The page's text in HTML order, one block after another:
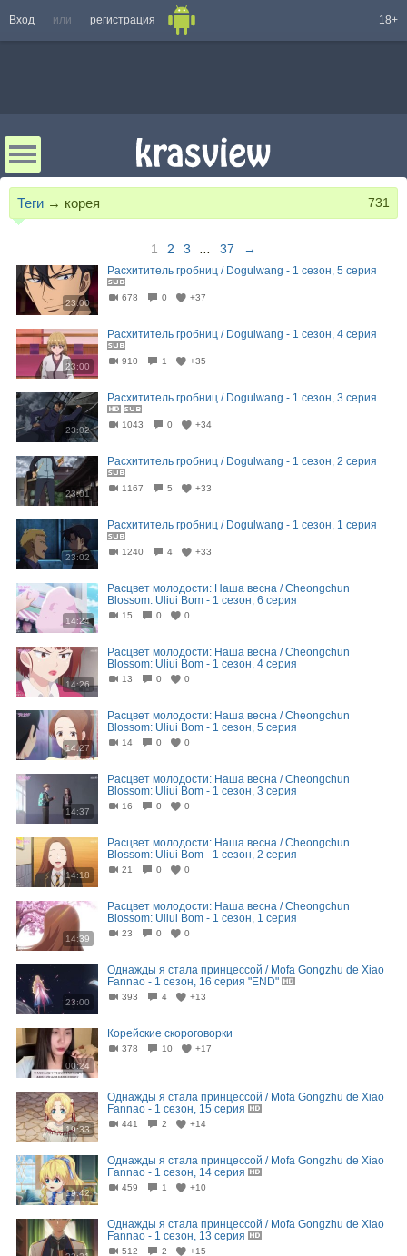
Вход или регистрация 18+
Теги → корея 731
1 2 3 37 →
23:00
Расхититель гробниц / Dogulwang - 1 сезон, 5 серия
678 0 +37
23:00
Расхититель гробниц / Dogulwang - 1 сезон, 4 серия
910 1 +35
23:02
Расхититель гробниц / Dogulwang - 1 сезон, 3 серия
1043 0 +34
23:01
Расхититель гробниц / Dogulwang - 1 сезон, 2 серия
1167 5 +33
23:02
Расхититель гробниц / Dogulwang - 1 сезон, 1 серия
1240 4 +33
14:24
Расцвет молодости: Наша весна / Cheongchun
Blossom: Uliui Bom - 1 сезон, 6 серия
15 0 0
14:26
Расцвет молодости: Наша весна / Cheongchun
Blossom: Uliui Bom - 1 сезон, 4 серия
13 0 0
14:27
Расцвет молодости: Наша весна / Cheongchun
Blossom: Uliui Bom - 1 сезон, 5 серия
14 0 0
14:37
Расцвет молодости: Наша весна / Cheongchun
Blossom: Uliui Bom - 1 сезон, 3 серия
16 0 0
14:18
Расцвет молодости: Наша весна / Cheongchun
Blossom: Uliui Bom - 1 сезон, 2 серия
21 0 0
14:39
Расцвет молодости: Наша весна / Cheongchun
Blossom: Uliui Bom - 1 сезон, 1 серия
23 0 0
23:00
Однажды я стала принцессой / Mofa Gongzhu de Xiao
Fannao - 1 сезон, 16 серия "END"
393 4 +13
00:24
Корейские скороговорки
378 10 +17
19:33
Однажды я стала принцессой / Mofa Gongzhu de Xiao
Fannao - 1 сезон, 15 серия
441 2 +14
19:42
Однажды я стала принцессой / Mofa Gongzhu de Xiao
Fannao - 1 сезон, 14 серия
459 1 +10
Однажды я стала принцессой / Mofa Gongzhu de Xiao
Fannao - 1 сезон, 13 серия
512 2 +15